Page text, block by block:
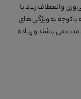
و انعطاف زیاد با
توجه به ویژگی های
می باشند و پیاده